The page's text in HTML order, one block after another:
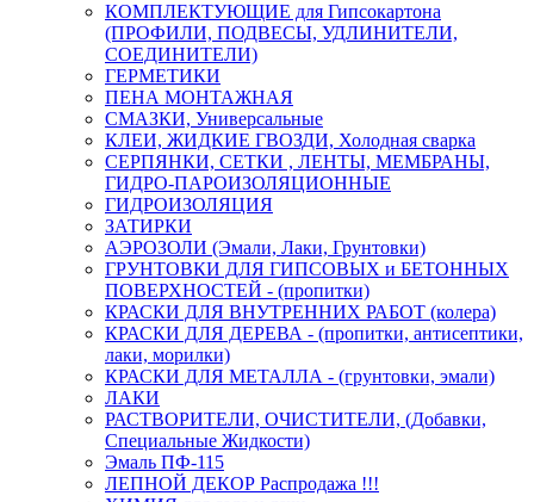
КОМПЛЕКТУЮЩИЕ для Гипсокартона
(ПРОФИЛИ, ПОДВЕСЫ, УДЛИНИТЕЛИ,
СОЕДИНИТЕЛИ)
ГЕРМЕТИКИ
ПЕНА МОНТАЖНАЯ
СМАЗКИ, Универсальные
КЛЕИ, ЖИДКИЕ ГВОЗДИ, Холодная сварка
СЕРПЯНКИ, СЕТКИ , ЛЕНТЫ, МЕМБРАНЫ,
ГИДРО-ПАРОИЗОЛЯЦИОННЫЕ
ГИДРОИЗОЛЯЦИЯ
ЗАТИРКИ
АЭРОЗОЛИ (Эмали, Лаки, Грунтовки)
ГРУНТОВКИ ДЛЯ ГИПСОВЫХ и БЕТОННЫХ
ПОВЕРХНОСТЕЙ - (пропитки)
КРАСКИ ДЛЯ ВНУТРЕННИХ РАБОТ (колера)
КРАСКИ ДЛЯ ДЕРЕВА - (пропитки, антисептики,
лаки, морилки)
КРАСКИ ДЛЯ МЕТАЛЛА - (грунтовки, эмали)
ЛАКИ
РАСТВОРИТЕЛИ, ОЧИСТИТЕЛИ, (Добавки,
Специальные Жидкости)
Эмаль ПФ-115
ЛЕПНОЙ ДЕКОР Распродажа !!!